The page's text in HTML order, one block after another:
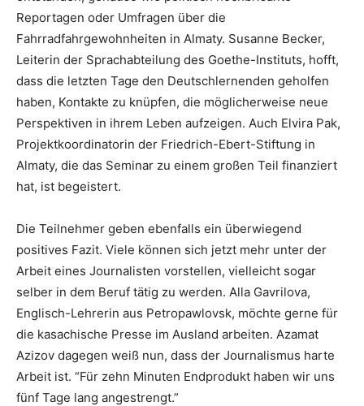
Reportagen oder Umfragen über die
Fahrradfahrgewohnheiten in Almaty. Susanne Becker,
Leiterin der Sprachabteilung des Goethe-Instituts, hofft,
dass die letzten Tage den Deutschlernenden geholfen
haben, Kontakte zu knüpfen, die möglicherweise neue
Perspektiven in ihrem Leben aufzeigen. Auch Elvira Pak,
Projektkoordinatorin der Friedrich-Ebert-Stiftung in
Almaty, die das Seminar zu einem großen Teil finanziert
hat, ist begeistert.
Die Teilnehmer geben ebenfalls ein überwiegend
positives Fazit. Viele können sich jetzt mehr unter der
Arbeit eines Journalisten vorstellen, vielleicht sogar
selber in dem Beruf tätig zu werden. Alla Gavrilova,
Englisch-Lehrerin aus Petropawlovsk, möchte gerne für
die kasachische Presse im Ausland arbeiten. Azamat
Azizov dagegen weiß nun, dass der Journalismus harte
Arbeit ist. “Für zehn Minuten Endprodukt haben wir uns
fünf Tage lang angestrengt.”